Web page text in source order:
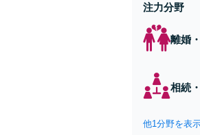
注力分野
離婚
相続
他1分野を表